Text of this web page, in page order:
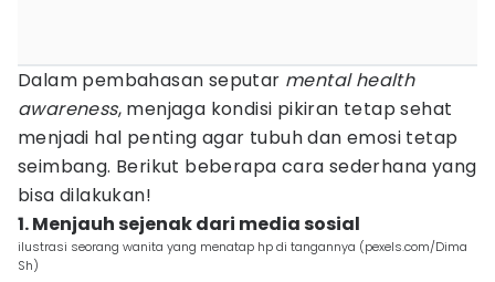
Dalam pembahasan seputar mental health
awareness, menjaga kondisi pikiran tetap sehat
menjadi hal penting agar tubuh dan emosi tetap
seimbang. Berikut beberapa cara sederhana yang
bisa dilakukan!
1. Menjauh sejenak dari media sosial
ilustrasi seorang wanita yang menatap hp di tangannya (pexels.com/Dima
Sh)